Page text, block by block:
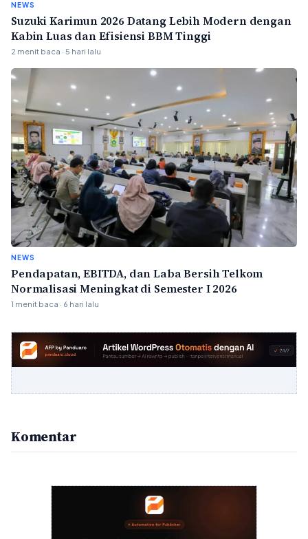
NEWS
Suzuki Karimun 2026 Datang Lebih Modern dengan
Kabin Luas dan Efisiensi BBM Tinggi
2 menit baca · 5 hari lalu
NEWS
Pendapatan, EBITDA, dan Laba Bersih Telkom
Normalisasi Meningkat di Semester I 2026
1 menit baca · 6 hari lalu
Komentar